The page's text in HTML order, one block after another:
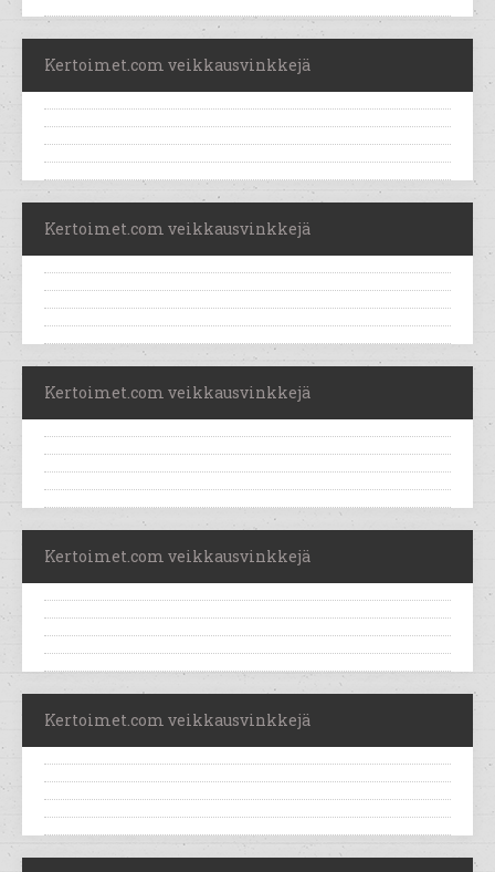
Kertoimet.com veikkausvinkkejä
Kertoimet.com veikkausvinkkejä
Kertoimet.com veikkausvinkkejä
Kertoimet.com veikkausvinkkejä
Kertoimet.com veikkausvinkkejä